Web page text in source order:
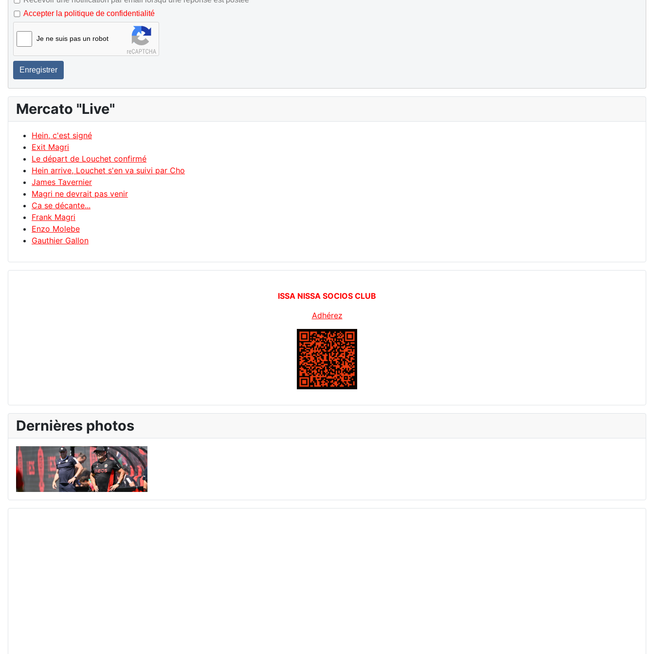
Accepter la politique de confidentialité
Je ne suis pas un robot
Enregistrer
Mercato "Live"
Hein, c'est signé
Exit Magri
Le départ de Louchet confirmé
Hein arrive, Louchet s'en va suivi par Cho
James Tavernier
Magri ne devrait pas venir
Ca se décante...
Frank Magri
Enzo Molebe
Gauthier Gallon
ISSA NISSA SOCIOS CLUB
Adhérez
Dernières photos